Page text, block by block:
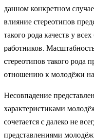
данном конкретном
влияние стереотипов
такого рода качеств у
работников.
стереотипов такого рода
отношению к молодёжи
Несовпадение
характеристиками
сочетается с далеко не
представлениями